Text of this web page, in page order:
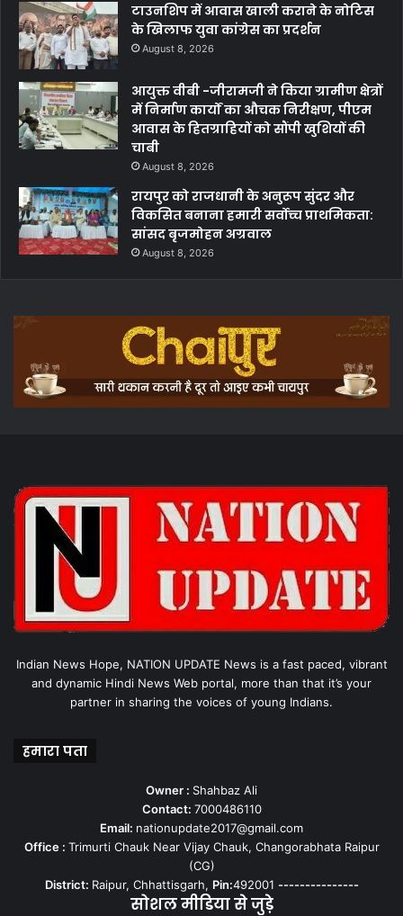
टाउनशिप में आवास खाली कराने के नोटिस
के खिलाफ युवा कांग्रेस का प्रदर्शन
August 8, 2026
आयुक्त वीबी -जीरामजी ने किया ग्रामीण क्षेत्रों
में निर्माण कार्यों का औचक निरीक्षण, पीएम
आवास के हितग्राहियों को सौंपी खुशियों की
चाबी
August 8, 2026
रायपुर को राजधानी के अनुरूप सुंदर और
विकसित बनाना हमारी सर्वोच्च प्राथमिकता:
सांसद बृजमोहन अग्रवाल
August 8, 2026
Indian News Hope, NATION UPDATE News is a fast paced, vibrant
and dynamic Hindi News Web portal, more than that it’s your
partner in sharing the voices of young Indians.
हमारा पता
Owner : Shahbaz Ali
Contact: 7000486110
Email: nationupdate2017@gmail.com
Office : Trimurti Chauk Near Vijay Chauk, Changorabhata Raipur
(CG)
District: Raipur, Chhattisgarh, Pin:492001 ---------------
सोशल मीडिया से जुड़े